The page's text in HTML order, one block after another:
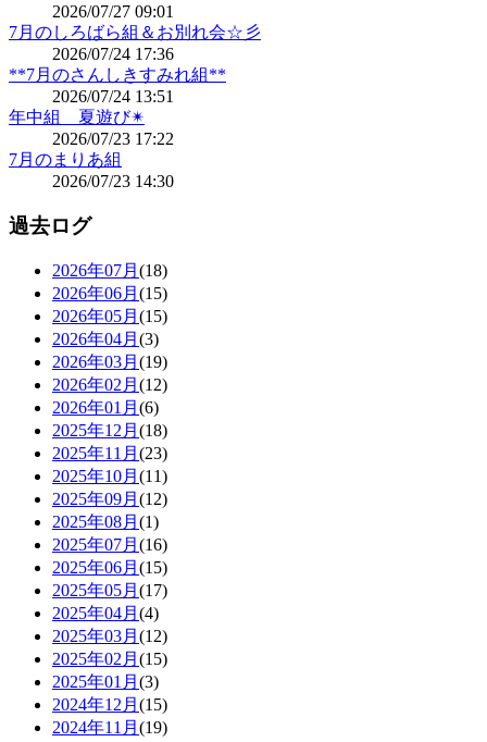
2026/07/27 09:01
7月のしろばら組＆お別れ会☆彡
2026/07/24 17:36
**7月のさんしきすみれ組**
2026/07/24 13:51
年中組 夏遊び✴
2026/07/23 17:22
7月のまりあ組
2026/07/23 14:30
過去ログ
2026年07月 (18)
2026年06月 (15)
2026年05月 (15)
2026年04月 (3)
2026年03月 (19)
2026年02月 (12)
2026年01月 (6)
2025年12月 (18)
2025年11月 (23)
2025年10月 (11)
2025年09月 (12)
2025年08月 (1)
2025年07月 (16)
2025年06月 (15)
2025年05月 (17)
2025年04月 (4)
2025年03月 (12)
2025年02月 (15)
2025年01月 (3)
2024年12月 (15)
2024年11月 (19)